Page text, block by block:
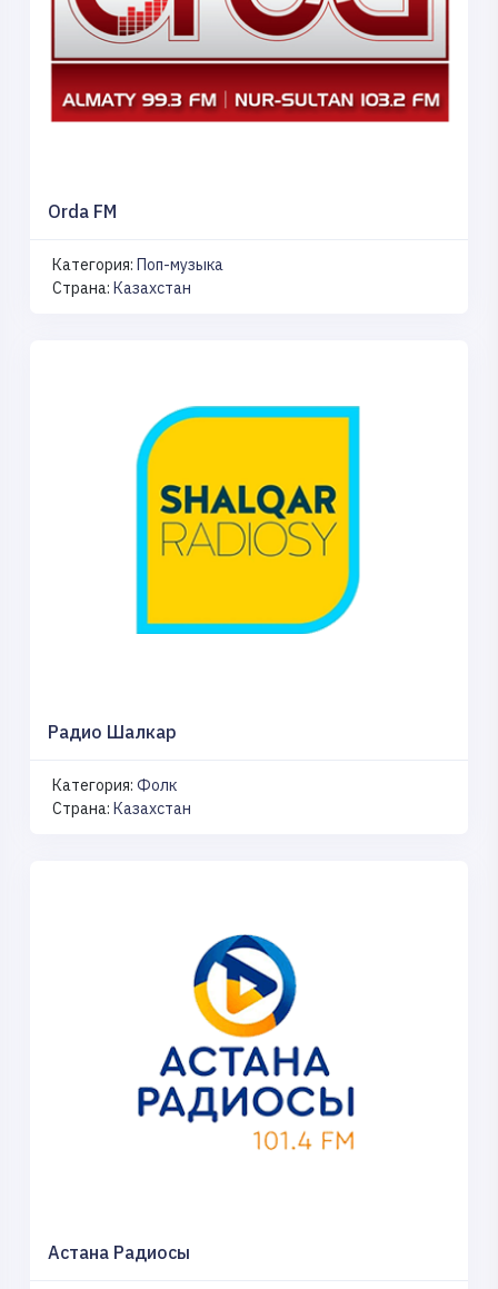
Orda FM
Категория: Поп-музыка
Страна: Казахстан
Радио Шалкар
Категория: Фолк
Страна: Казахстан
Астана Радиосы